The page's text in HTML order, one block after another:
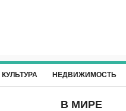
КУЛЬТУРА НЕДВИЖИМОСТЬ
В МИРЕ